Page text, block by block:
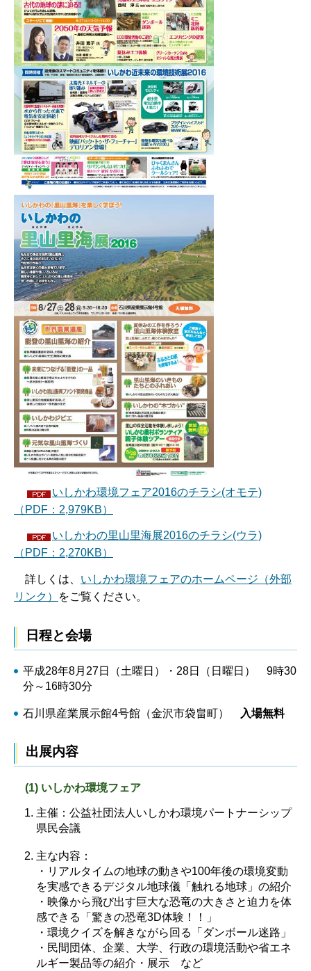
いしかわ環境フェア2016のチラシ(オモテ)
（PDF：2,979KB）
いしかわの里山里海展2016のチラシ(ウラ)
（PDF：2,270KB）
詳しくは、 いしかわ環境フェアのホームページ（外部
リンク）
をご覧ください。
日程と会場
平成28年8月27日（土曜日）・28日（日曜日） 9時30
分～16時30分
石川県産業展示館4号館（金沢市袋畠町） 入場無料
出展内容
(1) いしかわ環境フェア
主催：公益社団法人いしかわ環境パートナーシップ
県民会議
主な内容：
・リアルタイムの地球の動きや100年後の環境変動
を実感できるデジタル地球儀「触れる地球」の紹介
・映像から飛び出す巨大な恐竜の大きさと迫力を体
感できる「驚きの恐竜3D体験！！」
・環境クイズを解きながら回る「ダンボール迷路」
・民間団体、企業、大学、行政の環境活動や省エネ
ルギー製品等の紹介・展示 など